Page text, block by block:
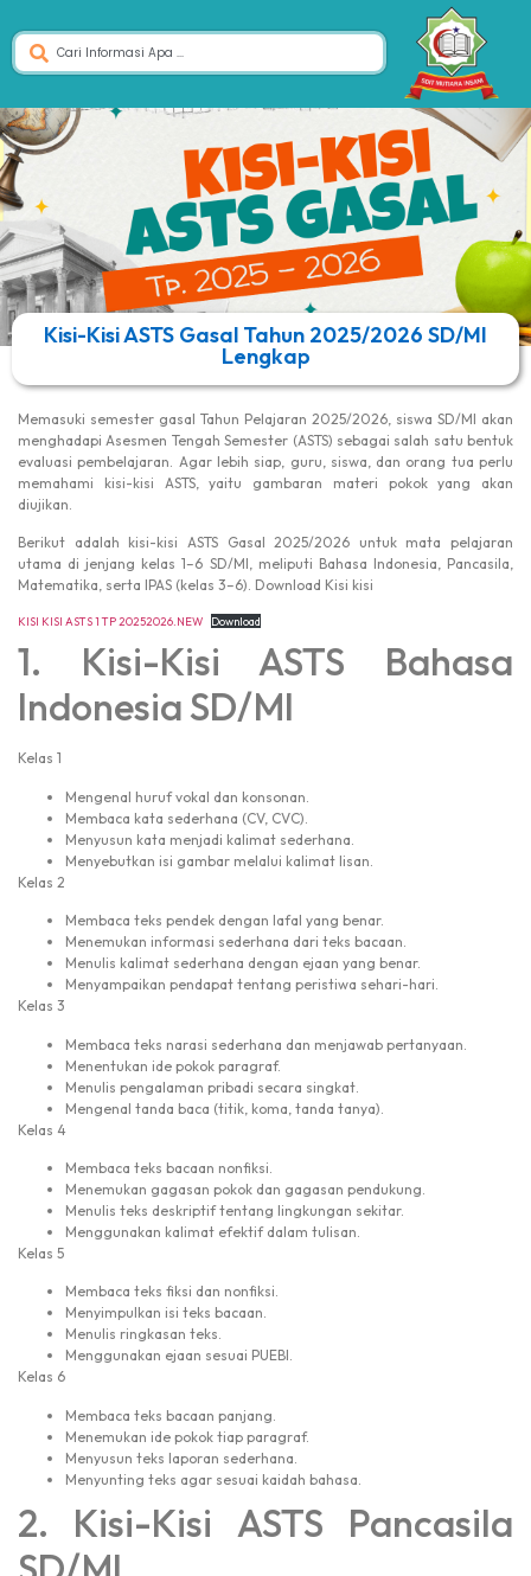
Kisi-Kisi ASTS Gasal Tahun 2025/2026 SD/MI
Lengkap
Memasuki semester gasal Tahun Pelajaran 2025/2026, siswa SD/MI akan
menghadapi Asesmen Tengah Semester (ASTS) sebagai salah satu bentuk
evaluasi pembelajaran. Agar lebih siap, guru, siswa, dan orang tua perlu
memahami kisi-kisi ASTS, yaitu gambaran materi pokok yang akan
diujikan.
Berikut adalah kisi-kisi ASTS Gasal 2025/2026 untuk mata pelajaran
utama di jenjang kelas 1–6 SD/MI, meliputi Bahasa Indonesia, Pancasila,
Matematika, serta IPAS (kelas 3–6). Download Kisi kisi
KISI KISI ASTS 1 TP 20252026.NEW Download
1. Kisi-Kisi ASTS Bahasa
Indonesia SD/MI
Kelas 1
Mengenal huruf vokal dan konsonan.
Membaca kata sederhana (CV, CVC).
Menyusun kata menjadi kalimat sederhana.
Menyebutkan isi gambar melalui kalimat lisan.
Kelas 2
Membaca teks pendek dengan lafal yang benar.
Menemukan informasi sederhana dari teks bacaan.
Menulis kalimat sederhana dengan ejaan yang benar.
Menyampaikan pendapat tentang peristiwa sehari-hari.
Kelas 3
Membaca teks narasi sederhana dan menjawab pertanyaan.
Menentukan ide pokok paragraf.
Menulis pengalaman pribadi secara singkat.
Mengenal tanda baca (titik, koma, tanda tanya).
Kelas 4
Membaca teks bacaan nonfiksi.
Menemukan gagasan pokok dan gagasan pendukung.
Menulis teks deskriptif tentang lingkungan sekitar.
Menggunakan kalimat efektif dalam tulisan.
Kelas 5
Membaca teks fiksi dan nonfiksi.
Menyimpulkan isi teks bacaan.
Menulis ringkasan teks.
Menggunakan ejaan sesuai PUEBI.
Kelas 6
Membaca teks bacaan panjang.
Menemukan ide pokok tiap paragraf.
Menyusun teks laporan sederhana.
Menyunting teks agar sesuai kaidah bahasa.
2. Kisi-Kisi ASTS Pancasila